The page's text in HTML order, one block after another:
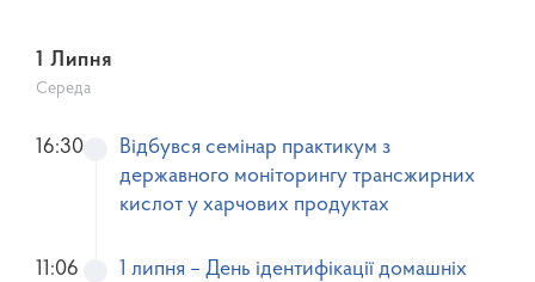
1 Липня
Середа
Відбувся семінар практикум з
державного моніторингу трансжирних
кислот у харчових продуктах
16:30
1 липня – День ідентифікації домашніх
11:06